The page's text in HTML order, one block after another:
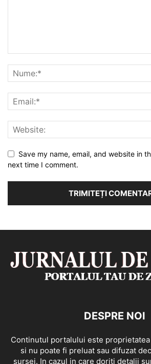
Save my name, email, and website in
next time I comment.
DESPRE NOI
Continutul portalului este proprietatea
si nu poate fi preluat sau difuzat
sursei. In cazul in care doriti detalii